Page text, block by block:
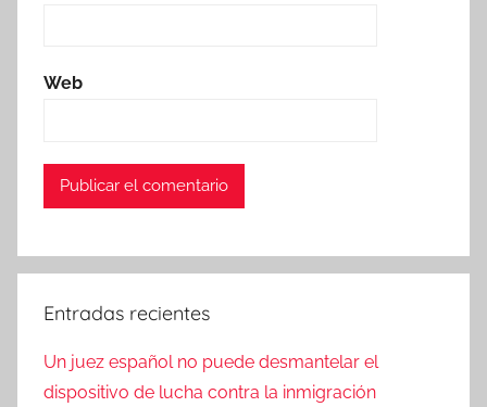
Web
Entradas recientes
Un juez español no puede desmantelar el
dispositivo de lucha contra la inmigración